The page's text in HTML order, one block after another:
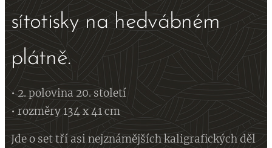
sítotisky na hedvábném
plátně.
• 2. polovina 20. století
• rozměry 134 x 41 cm
Jde o set tří asi nejznámějších kaligrafických děl